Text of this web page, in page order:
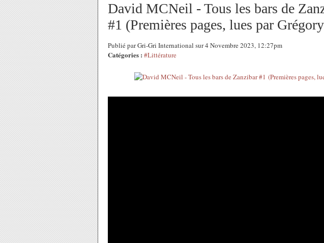
David MCNeil - Tous les bars de
#1 (Premières pages, lues par
Publié par Gri-Gri International sur 4 Novembre 2023, 12:27pm
Catégories : #Littérature